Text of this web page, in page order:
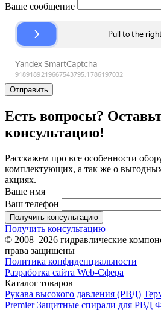
Ваше сообщение
Отправить
Есть вопросы?
консультацию!
Расскажем про все особенности
комплектующих, а так же о
акциях.
Ваше имя
Ваш телефон
Получить консультацию
Получить консультацию
© 2008–2026 гидравлические
права защищены
Политика конфиденциальности
Разработка сайта Web-Сфера
Каталог товаров
Рукава высокого давления (РВД)
Premier Защитные спирали для РВД